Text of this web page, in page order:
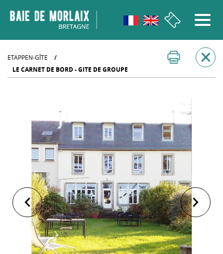
ETAPPEN-GÎTE
/
LE CARNET DE BORD - GITE DE GROUPE